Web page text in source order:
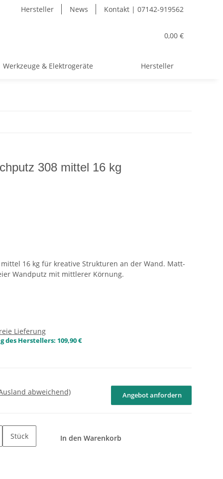
Hersteller News Kontakt | 07142-919562
0,00 €
Werkzeuge & Elektrogeräte Hersteller
308 mittel 16 kg
16 kg für kreative Strukturen an der Wand. Matt-
Wandputz mit mittlerer Körnung.
Lieferung
des Herstellers: 109,90 €
abweichend) Angebot anfordern
Stück In den Warenkorb